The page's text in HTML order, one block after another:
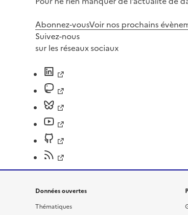
Abonnez-vousVoir nos prochains
Suivez-nous
sur les réseaux sociaux
Données ouvertes
Thématiques